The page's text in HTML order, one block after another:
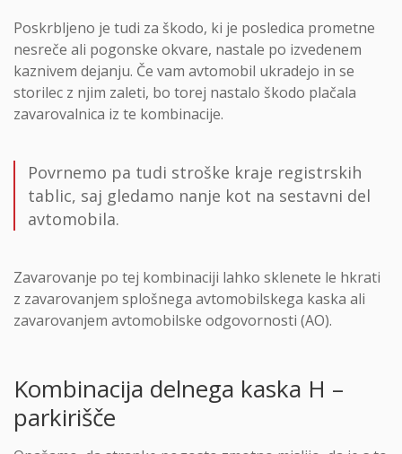
Poskrbljeno je tudi za škodo, ki je posledica prometne
nesreče ali pogonske okvare, nastale po izvedenem
kaznivem dejanju. Če vam avtomobil ukradejo in se
storilec z njim zaleti, bo torej nastalo škodo plačala
zavarovalnica iz te kombinacije.
Povrnemo pa tudi stroške kraje registrskih
tablic, saj gledamo nanje kot na sestavni del
avtomobila.
Zavarovanje po tej kombinaciji lahko sklenete le hkrati
z zavarovanjem splošnega avtomobilskega kaska ali
zavarovanjem avtomobilske odgovornosti (AO).
Kombinacija delnega kaska H –
parkirišče